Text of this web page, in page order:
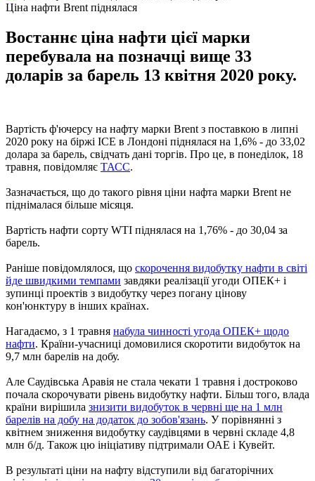
Ціна нафти Brent піднялася
Востаннє ціна нафти цієї марки
перебувала на позначці вище 33
доларів за барель 13 квітня 2020 року.
Вартість ф'ючерсу на нафту марки Brent з поставкою в липні
2020 року на біржі ICE в Лондоні піднялася на 1,6% - до 33,02
долара за барель, свідчать дані торгів. Про це, в понеділок, 18
травня, повідомляє ТАСС.
Зазначається, що до такого рівня ціни нафта марки Brent не
піднімалася більше місяця.
Вартість нафти сорту WTI піднялася на 1,76% - до 30,04 за
барель.
Раніше повідомлялося, що скорочення видобутку нафти в світі
йде швидкими темпами завдяки реалізації угоди ОПЕК+ і
зупинці проектів з видобутку через погану цінову
кон'юнктуру в інших країнах.
Нагадаємо, з 1 травня набула чинності угода ОПЕК+ щодо
нафти. Країни-учасниці домовилися скоротити видобуток на
9,7 млн ​​барелів на добу.
Але Саудівська Аравія не стала чекати 1 травня і достроково
почала скорочувати рівень видобутку нафти. Більш того, влада
країни вирішила знизити видобуток в червні ще на 1 млн
барелів на добу на додаток до зобов'язань. У порівнянні з
квітнем зниження видобутку саудівцями в червні складе 4,8
млн б/д. Також цю ініціативу підтримали ОАЕ і Кувейт.
В результаті ціни на нафту відступили від багаторічних